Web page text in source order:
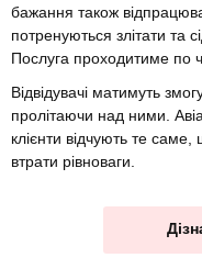
бажання також
потренуються злітати та
Послуга проходитиме по
Відвідувачі матимуть
пролітаючи над ними.
клієнти відчують те
втрати рівноваги.